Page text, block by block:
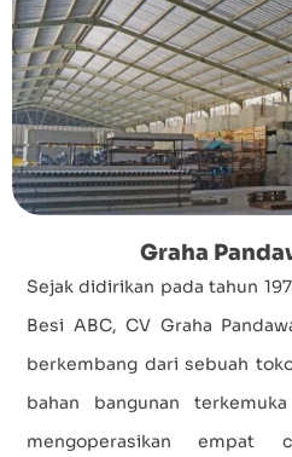
Graha
Sejak didirikan pada tahun
Besi ABC, CV Graha
berkembang dari sebuah
bahan bangunan
mengoperasikan empat